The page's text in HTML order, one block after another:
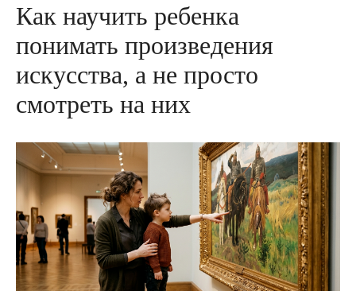
Как научить ребенка
понимать произведения
искусства, а не просто
смотреть на них